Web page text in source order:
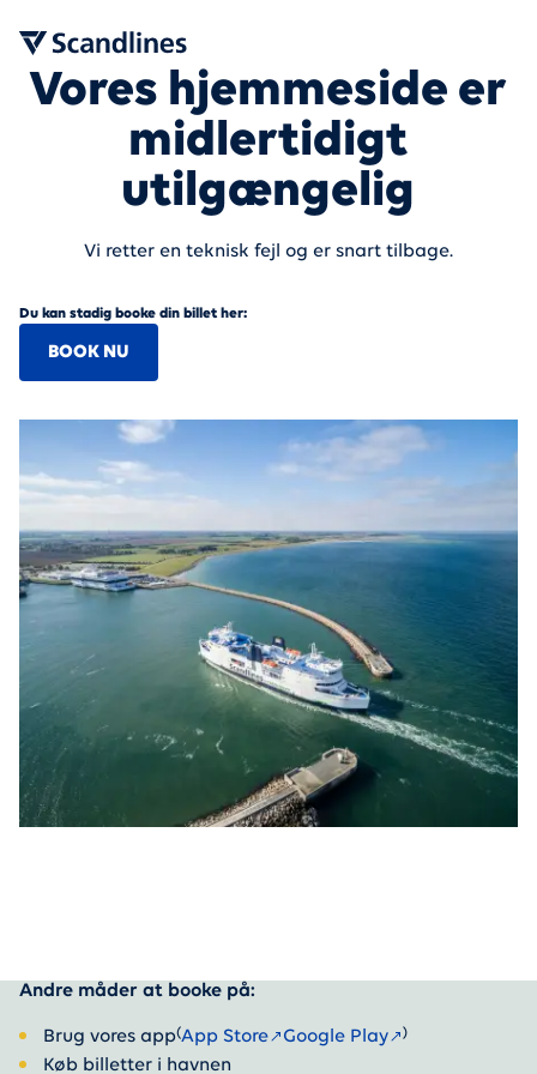
Vores hjemmeside er
midlertidigt
utilgængelig
Vi retter en teknisk fejl og er snart tilbage.
Du kan stadig booke din billet her:
BOOK NU
Andre måder at booke på:
Brug vores app(App Store Google Play )
Køb billetter i havnen